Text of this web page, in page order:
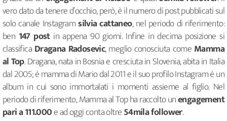
vero dato da tenere d’occhio, però, è il numero di post pubblicati sul
solo canale Instagramsilvia cattaneo, nel periodo di riferimento:
ben 147 postin appena 90 giorni. Infine in decima posizione si
classifica Dragana Radosevic, meglio conosciuta come Mamma
al Top. Dragana, nata in Bosnia e cresciuta in Slovenia, abita in Italia
dal 2005; è mamma di Mario dal 2011 e il suo profilo Instagram è un
album in cui sono immortalati i momenti assieme al figlio. Nel
periodo di riferimento, Mamma al Top ha raccolto unengagement
pari a 111.000e ad oggi conta oltre54mila follower.